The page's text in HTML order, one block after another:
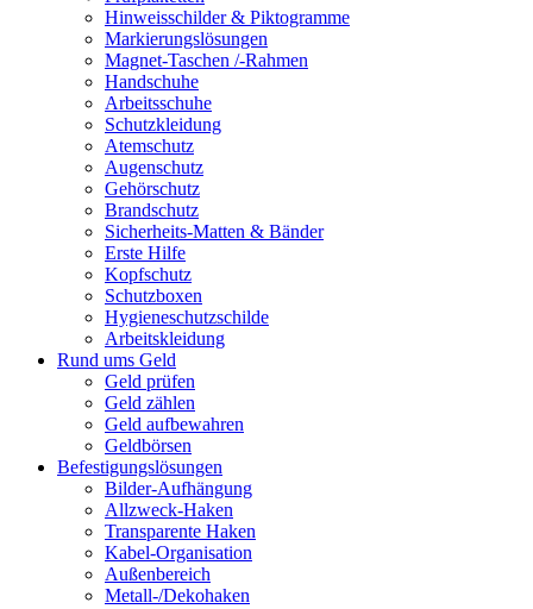
Hinweisschilder & Piktogramme
Markierungslösungen
Magnet-Taschen /-Rahmen
Handschuhe
Arbeitsschuhe
Schutzkleidung
Atemschutz
Augenschutz
Gehörschutz
Brandschutz
Sicherheits-Matten & Bänder
Erste Hilfe
Kopfschutz
Schutzboxen
Hygieneschutzschilde
Arbeitskleidung
Rund ums Geld
Geld prüfen
Geld zählen
Geld aufbewahren
Geldbörsen
Befestigungslösungen
Bilder-Aufhängung
Allzweck-Haken
Transparente Haken
Kabel-Organisation
Außenbereich
Metall-/Dekohaken